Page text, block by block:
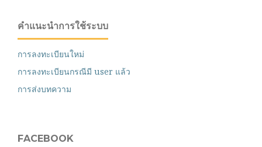
คำแนะนำการใช้ระบบ
การลงทะเบียนใหม่
การลงทะเบียนกรณีมี user แล้ว
การส่งบทความ
FACEBOOK